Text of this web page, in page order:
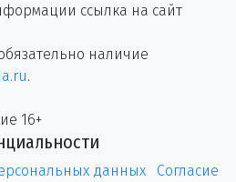
ссылка на сайт
наличие
.
16+
данных
Согласие